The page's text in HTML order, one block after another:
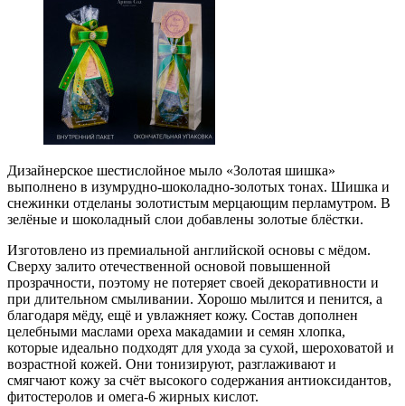
Дизайнерское шестислойное мыло «Золотая шишка»
выполнено в изумрудно-шоколадно-золотых тонах. Шишка и
снежинки отделаны золотистым мерцающим перламутром. В
зелёные и шоколадный слои добавлены золотые блёстки.
Изготовлено из премиальной английской основы с мёдом.
Сверху залито отечественной основой повышенной
прозрачности, поэтому не потеряет своей декоративности и
при длительном смыливании. Хорошо мылится и пенится, а
благодаря мёду, ещё и увлажняет кожу. Состав дополнен
целебными маслами ореха макадамии и семян хлопка,
которые идеально подходят для ухода за сухой, шероховатой и
возрастной кожей. Они тонизируют, разглаживают и
смягчают кожу за счёт высокого содержания антиоксидантов,
фитостеролов и омега-6 жирных кислот.